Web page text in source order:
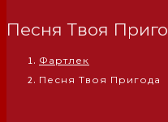
Песня Твоя
Фартлек
Песня Твоя Пригода